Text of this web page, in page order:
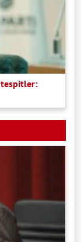
tespitler: